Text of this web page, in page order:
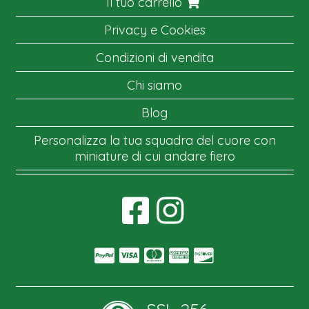
Privacy e Cookies
Condizioni di vendita
Chi siamo
Blog
Personalizza la tua squadra del cuore con
miniature di cui andare fiero